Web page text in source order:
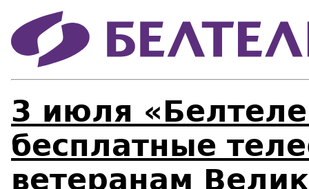
3 июля
бесплатные
ветеранам